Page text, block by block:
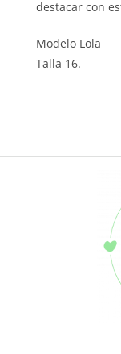
destacar con
Modelo Lola
Talla 16.